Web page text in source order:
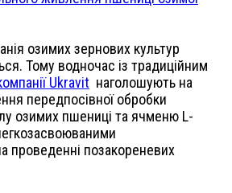
озимих зернових культур
Тому водночас із традиційним
Ukravit наголошують на
передпосівної обробки
озимих пшениці та ячменю L-
проведенні позакореневих